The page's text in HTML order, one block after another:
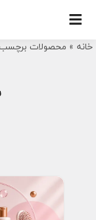
Skip
content
خانه » محصولات برچسب